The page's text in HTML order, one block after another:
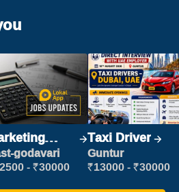
godavari
- ₹30000
Taxi Driver
Guntur
₹13000 - ₹30000